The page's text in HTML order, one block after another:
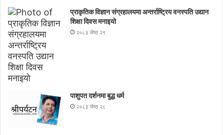
प्राकृतिक विज्ञान संग्रहालयमा अन्तर्राष्ट्रिय वनस्पति उद्यान
शिक्षा दिवस मनाइयाे
२०८३ जेष्ठ २९
पाशुपत दर्शनमा बुद्ध धर्म​
२०८३ जेष्ठ २८